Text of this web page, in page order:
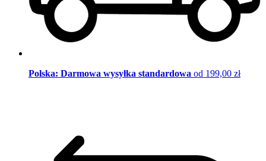
Polska: Darmowa wysyłka standardowa od 199,00 zł